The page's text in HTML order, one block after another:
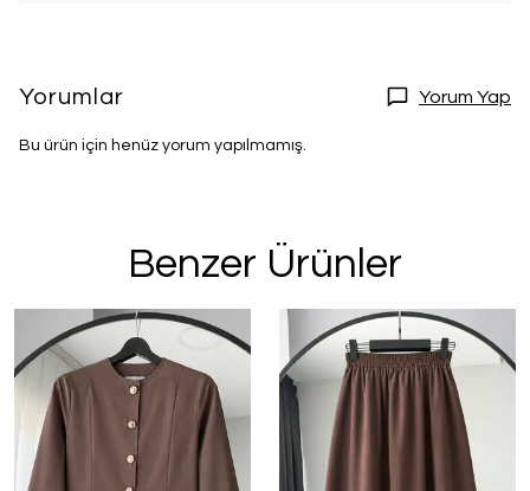
Yorumlar Yorum Yap
Bu ürün için henüz yorum yapılmamış.
Benzer Ürünler